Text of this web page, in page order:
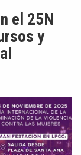
el 25N
y